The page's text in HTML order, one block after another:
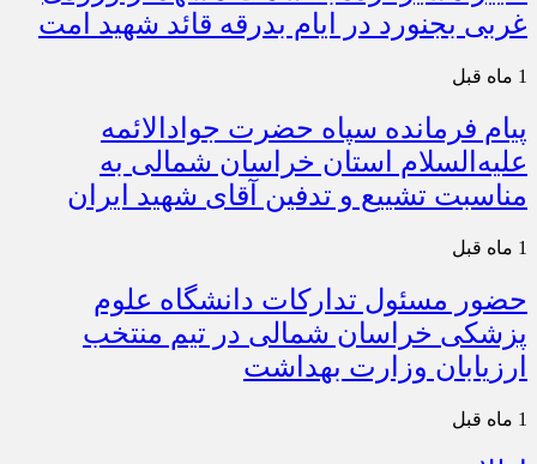
غربی بجنورد در ایام بدرقه قائد شهید امت
1 ماه قبل
پیام فرمانده سپاه حضرت جوادالائمه
علیه‌السلام استان خراسان شمالی به
مناسبت تشییع و تدفین آقای شهید ایران
1 ماه قبل
حضور مسئول تدارکات دانشگاه علوم
پزشکی خراسان شمالی در تیم منتخب
ارزیابان وزارت بهداشت
1 ماه قبل